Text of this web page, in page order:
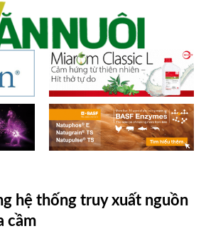
hệ thống truy xuất nguồn
cầm